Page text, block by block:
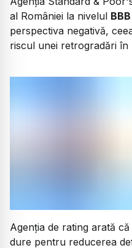
al României la nivelul
perspectiva negativă,
riscul unei retrogradări în
Agenția de rating arată
dure pentru reducerea